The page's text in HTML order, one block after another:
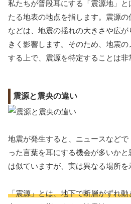
私たちが普段耳にする「震源地」
たる地表の地点を指します。震源
などは、地震の揺れの大きさや広
きく影響します。そのため、地震
する上で、震源を特定することは非
震源と震央の違い
地震が発生すると、ニュースなど
った言葉を耳にする機会が多いか
は似ていますが、実は異なる場所を
「震源」とは、地下で断層がずれ